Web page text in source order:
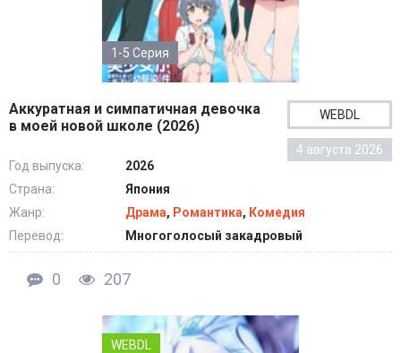
1-5 Серия
Аккуратная и симпатичная девочка
в моей новой школе (2026)
WEBDL
4 августа 2026
Год выпуска:
2026
Страна:
Япония
Жанр:
Драма, Романтика, Комедия
Перевод:
Многоголосый закадровый
0 207
WEBDL